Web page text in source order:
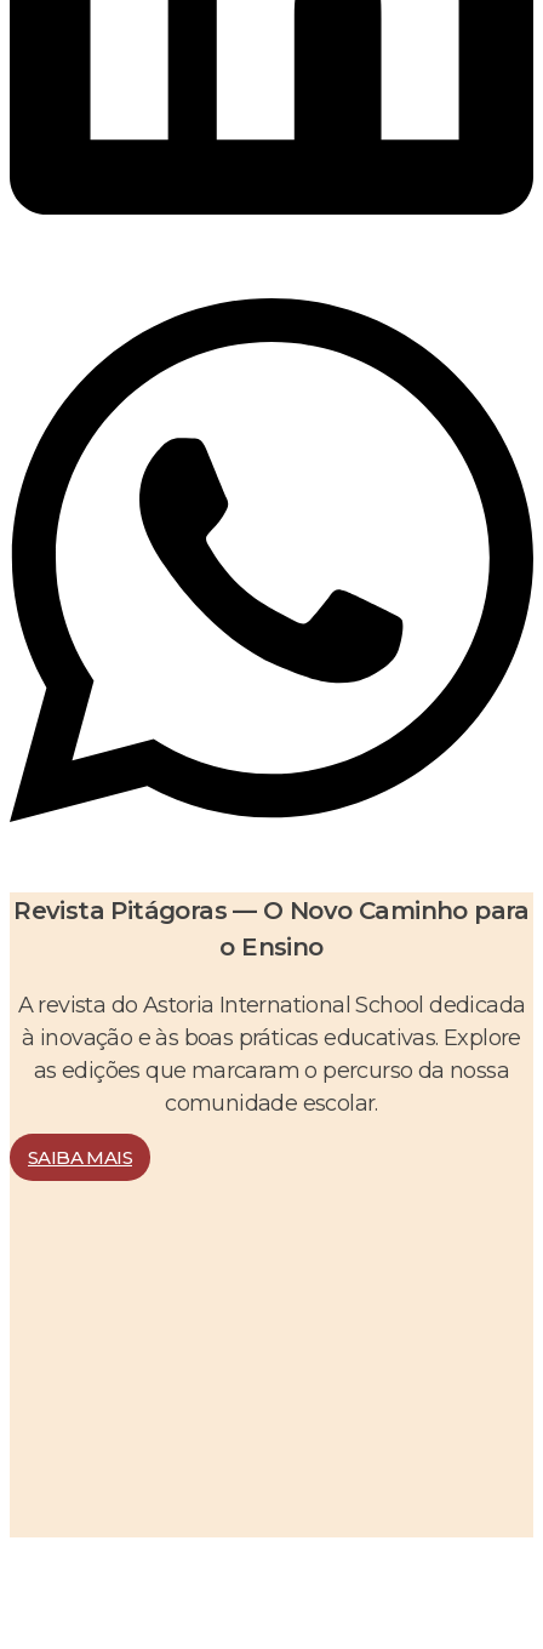
Revista Pitágoras — O Novo Caminho para
o Ensino
A revista do Astoria International School dedicada
à inovação e às boas práticas educativas. Explore
as edições que marcaram o percurso da nossa
comunidade escolar.
SAIBA MAIS